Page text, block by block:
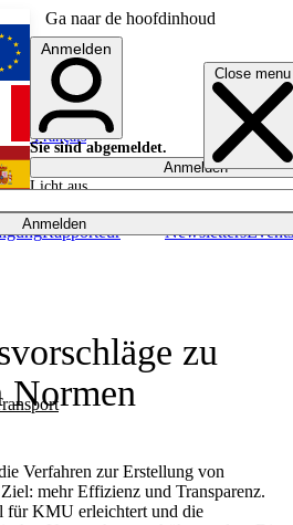
Ga naar de hoofdinhoud
Close menu
Anmelden
Rapporteur NewslettersEvents
English
Français
Anmelden
Sie sind abgemeldet.
Anmelden
Licht aus
zu
Normen
Verfahren zur Erstellung von
mehr Effizienz und Transparenz.
für KMU erleichtert und die